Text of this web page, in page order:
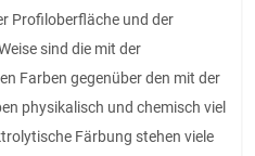
Profiloberfläche und der
sind die mit der
Farben gegenüber den mit der
physikalisch und chemisch viel
Färbung stehen viele